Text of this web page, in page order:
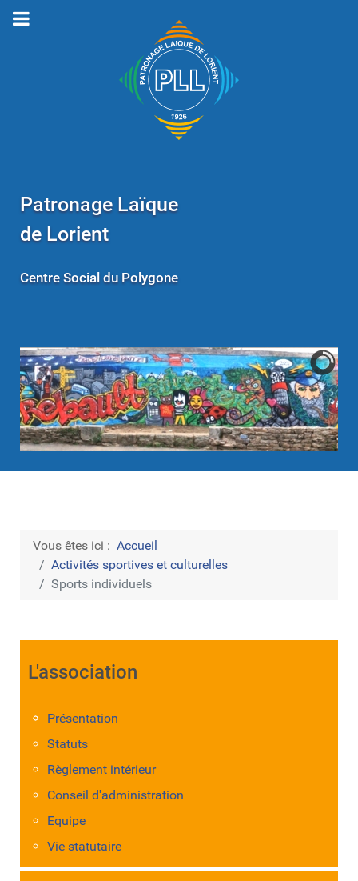
Patronage Laïque
de Lorient
Centre Social du Polygone
Vous êtes ici : Accueil
Activités sportives et culturelles
Sports individuels
L'association
Présentation
Statuts
Règlement intérieur
Conseil d'administration
Equipe
Vie statutaire